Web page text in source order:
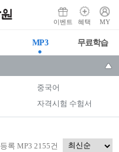
이벤트 혜택 MY
MP3 무료학습
중국어
자격시험 수험서
등록 MP3 2155건